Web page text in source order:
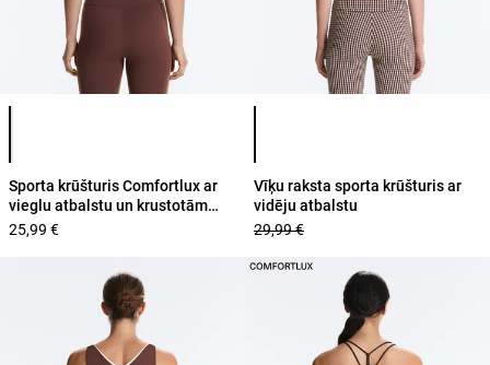
Sporta krūšturis Comfortlux ar
vieglu atbalstu un krustotām
lencītēm
25,99 €
Vīķu raksta sporta krūšturis ar
vidēju atbalstu
29,99 €